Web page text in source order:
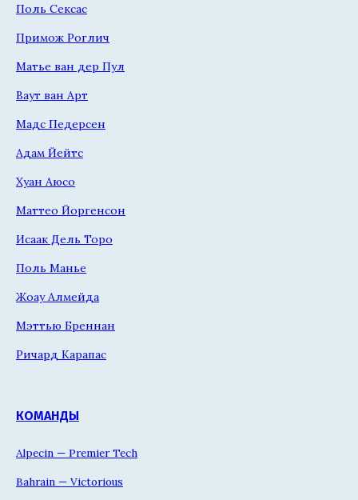
Поль Сексас
Примож Роглич
Матье ван дер Пул
Ваут ван Арт
Мадс Педерсен
Адам Йейтс
Хуан Аюсо
Маттео Йоргенсон
Исаак Дель Торо
Поль Манье
Жоау Алмейда
Мэттью Бреннан
Ричард Карапас
КОМАНДЫ
Alpecin — Premier Tech
Bahrain — Victorious